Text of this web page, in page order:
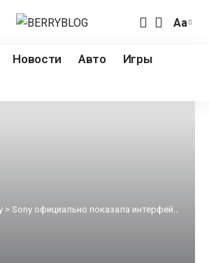
Аа
Новости Авто
Игры
> Sony официально показала интерфейс новой PlayStation 5